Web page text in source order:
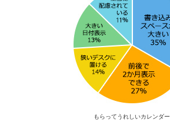
JT-101 3ヶ月・3色スケジュールカレンダー
もらってうれしいカレンダー